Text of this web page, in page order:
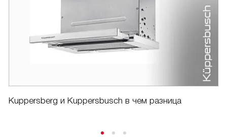
Kuppersberg и Kuppersbusch в чем разница